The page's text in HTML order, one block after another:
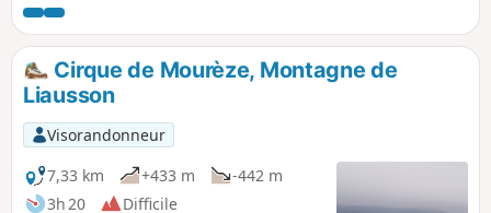
Cévennes et la Méditerranée.
Randonnée modifiée le 11/05/2023 avec
Hérault Tourisme. Voir informations
pratiques. Cette randonnée est
susceptible d'être interdite en fonction
du niveau de risque des incendies.
Pensez à consulter la carte.
Cirque de Mourèze, Montagne de
Liausson
Visorandonneur
7,33 km
+433 m
-442 m
3h 20
Difficile